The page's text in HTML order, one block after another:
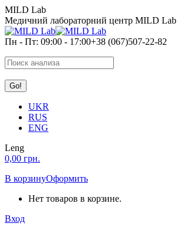
Перейти
к
содержанию
MILD Lab
Медичний лабораторний центр MILD Lab
Пн - Пт: 09:00 - 17:00+38 (067)507-22-82
Search:
UKR
RUS
ENG
Leng
0,00 грн.
В корзинуОформить
Нет товаров в корзине.
Вход